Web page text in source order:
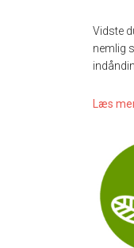
Vidste
nemlig
Læs